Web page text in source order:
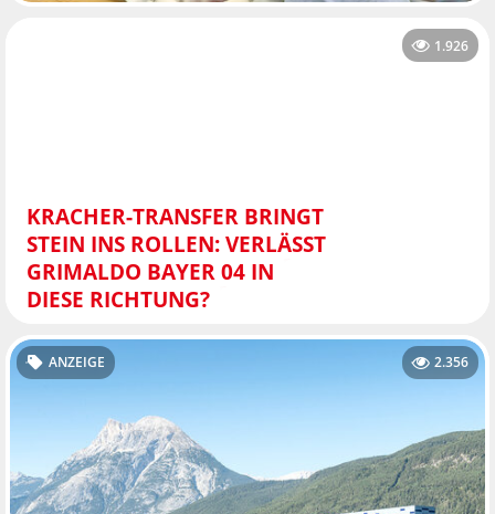
KRACHER-TRANSFER BRINGT
STEIN INS ROLLEN: VERLÄSST
GRIMALDO BAYER 04 IN
DIESE RICHTUNG?
1.926
ANZEIGE 2.356